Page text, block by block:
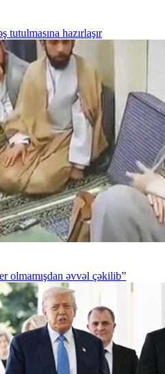
hazırlaşır
olmamışdan əvvəl çəkilib”